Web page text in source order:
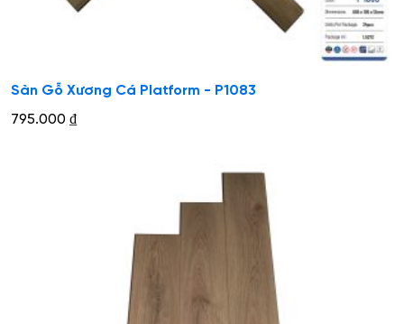
Sàn Gỗ Xương Cá Platform - P1083
795.000 ₫